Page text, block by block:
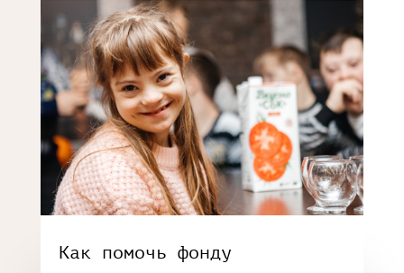
Как помочь фонду